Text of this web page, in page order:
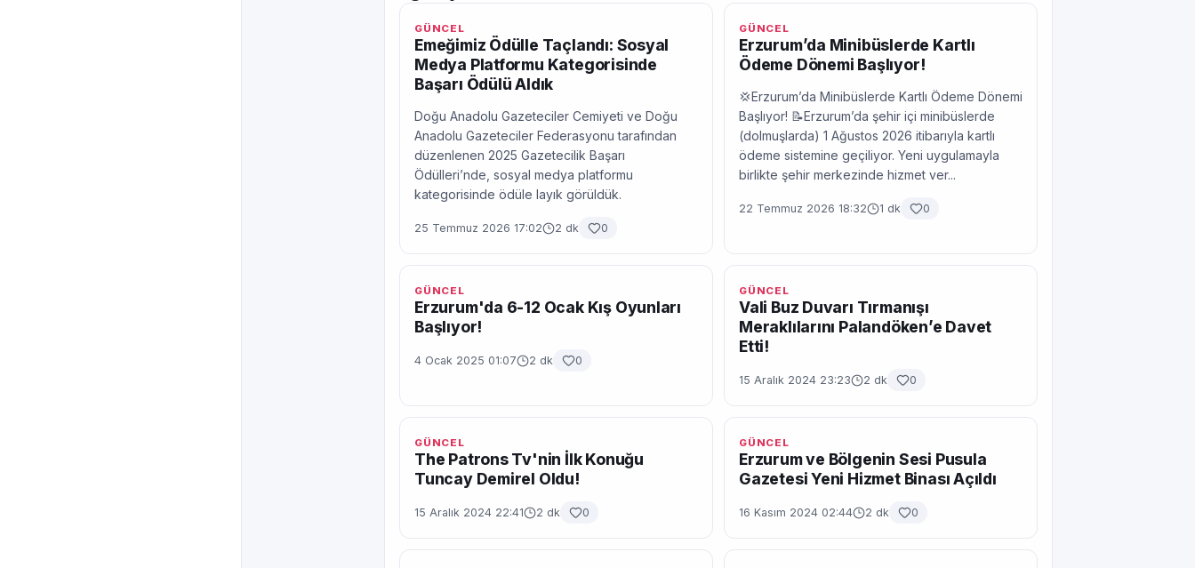
GÜNCEL
Emeğimiz Ödülle Taçlandı: Sosyal
Medya Platformu Kategorisinde
Başarı Ödülü Aldık
Doğu Anadolu Gazeteciler Cemiyeti ve Doğu
Anadolu Gazeteciler Federasyonu tarafından
düzenlenen 2025 Gazetecilik Başarı
Ödülleri’nde, sosyal medya platformu
kategorisinde ödüle layık görüldük.
25 Temmuz 2026 17:02 2 dk 0
GÜNCEL
Erzurum’da Minibüslerde Kartlı
Ödeme Dönemi Başlıyor!
💢Erzurum’da Minibüslerde Kartlı Ödeme Dönemi
Başlıyor! 📝Erzurum’da şehir içi minibüslerde
(dolmuşlarda) 1 Ağustos 2026 itibarıyla kartlı
ödeme sistemine geçiliyor. Yeni uygulamayla
birlikte şehir merkezinde hizmet ver...
22 Temmuz 2026 18:32 1 dk 0
GÜNCEL
Erzurum'da 6-12 Ocak Kış Oyunları
Başlıyor!
4 Ocak 2025 01:07 2 dk 0
GÜNCEL
Vali Buz Duvarı Tırmanışı
Meraklılarını Palandöken’e Davet
Etti!
15 Aralık 2024 23:23 2 dk 0
GÜNCEL
The Patrons Tv'nin İlk Konuğu
Tuncay Demirel Oldu!
15 Aralık 2024 22:41 2 dk 0
GÜNCEL
Erzurum ve Bölgenin Sesi Pusula
Gazetesi Yeni Hizmet Binası Açıldı
16 Kasım 2024 02:44 2 dk 0